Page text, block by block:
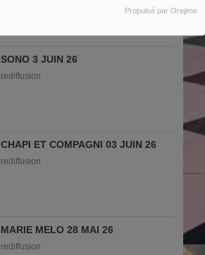
Propulsé par Orejime
SONO 3 JUIN 26
rediffusion
CHAPI ET COMPAGNI 03 JUIN 26
rediffusion
MARIE MELO 28 MAI 26
rediffusion